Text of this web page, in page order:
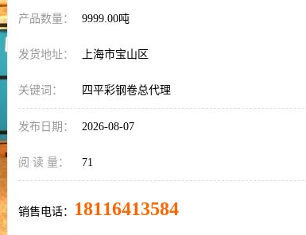
产品数量： 9999.00吨
发货地址： 上海市宝山区
关键词： 四平彩钢卷总代理
发布日期： 2026-08-07
阅 读 量： 71
销售电话： 18116413584